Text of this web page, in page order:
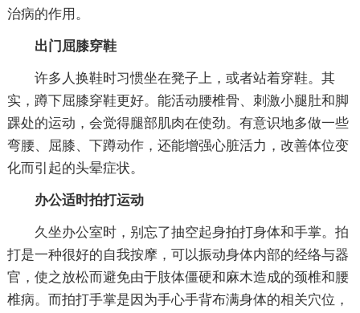
治病的作用。
出门屈膝穿鞋
许多人换鞋时习惯坐在凳子上，或者站着穿鞋。其
实，蹲下屈膝穿鞋更好。能活动腰椎骨、刺激小腿肚和脚
踝处的运动，会觉得腿部肌肉在使劲。有意识地多做一些
弯腰、屈膝、下蹲动作，还能增强心脏活力，改善体位变
化而引起的头晕症状。
办公适时拍打运动
久坐办公室时，别忘了抽空起身拍打身体和手掌。拍
打是一种很好的自我按摩，可以振动身体内部的经络与器
官，使之放松而避免由于肢体僵硬和麻木造成的颈椎和腰
椎病。而拍打手掌是因为手心手背布满身体的相关穴位，